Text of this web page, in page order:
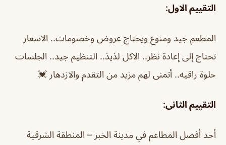
التقييم الاول:
المطعم جيد ومنوع ويحتاج عروض وخصومات.. الاسعار
تحتاج إلى إعادة نظر.. الاكل لذيذ.. التنظيم جيد.. الجلسات
حلوة راقيه.. أتمنى لهم مزيد من التقدم والازدهار 💓
التقييم الثانى:
أحد أفضل المطاعم في مدينة الخبر – المنطقة الشرقية